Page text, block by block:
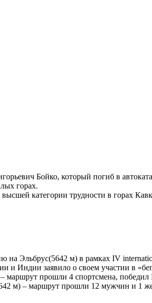
Бойко, который погиб в
горах.
категории трудности в горах
на Эльбрус(5642 м) в рамках IV
и Индии заявило о своем участии в
прошли 4 спортсмена, победил
м) – маршрут прошли 12 мужчин и 1